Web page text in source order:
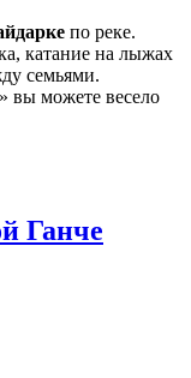
по реке.
катание на лыжах
семьями.
вы можете весело
Ганче